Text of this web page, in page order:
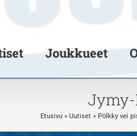
Joukkueet
Etusivu» Uutiset» Pölkky vei